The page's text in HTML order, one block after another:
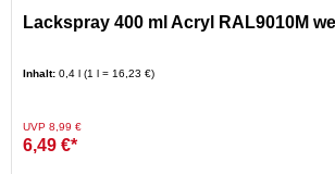
Lackspray 400 ml Acryl RAL9010M
Inhalt: 0,4 l (1 l = 16,23 €)
Preis reduziert von
UVP 8,99 €auf
6,49 €*